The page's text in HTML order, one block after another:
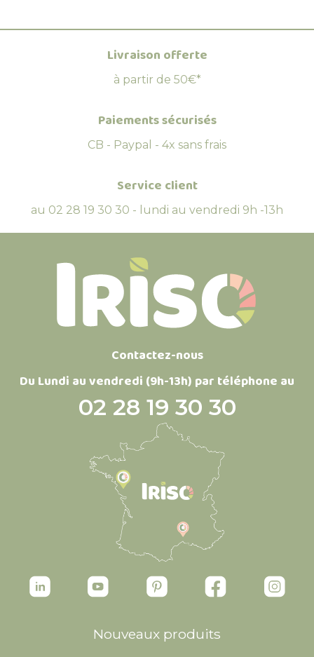
Livraison offerte
à partir de 50€*
Paiements sécurisés
CB - Paypal - 4x sans frais
Service client
au 02 28 19 30 30 - lundi au vendredi 9h -13h
Contactez-nous
Du Lundi au vendredi (9h-13h) par téléphone au
02 28 19 30 30
Nouveaux produits